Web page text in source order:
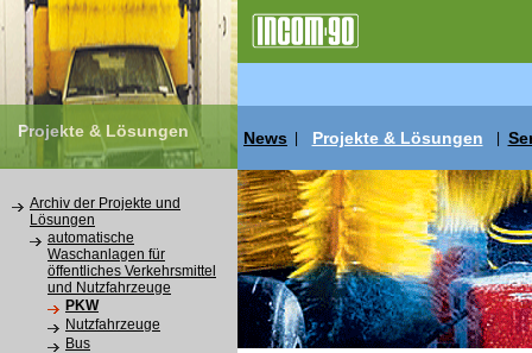
Projekte & Lösungen News Projekte & Lösungen
Archiv der Projekte und
Lösungen
automatische
Waschanlagen für
öffentliches Verkehrsmittel
und Nutzfahrzeuge
PKW
Nutzfahrzeuge
Bus